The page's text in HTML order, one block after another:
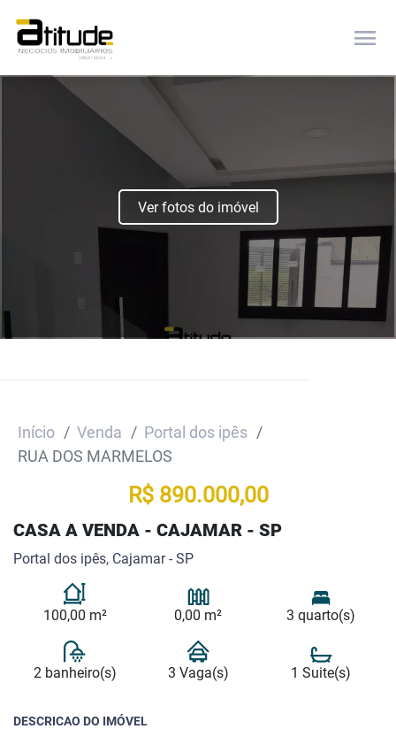
menu
Ver fotos do imóvel
Início Venda
Portal dos ipês
RUA DOS MARMELOS
R$ 890.000,00
CASA A VENDA - CAJAMAR - SP
Portal dos ipês, Cajamar - SP
100,00 m² 0,00 m² 3 quarto(s)
2 banheiro(s) 3 Vaga(s) 1 Suite(s)
DESCRICAO DO IMÓVEL